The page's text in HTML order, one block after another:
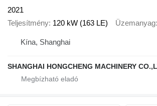
2021
Teljesítmény 120 kW (163 LE) Üzemanyag
Kína, Shanghai
SHANGHAI HONGCHENG MACHINERY